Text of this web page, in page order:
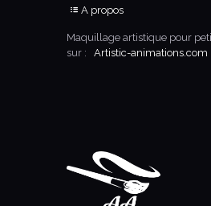
A propos
Maquillage artistique pour
sur : Artistic-animations.com